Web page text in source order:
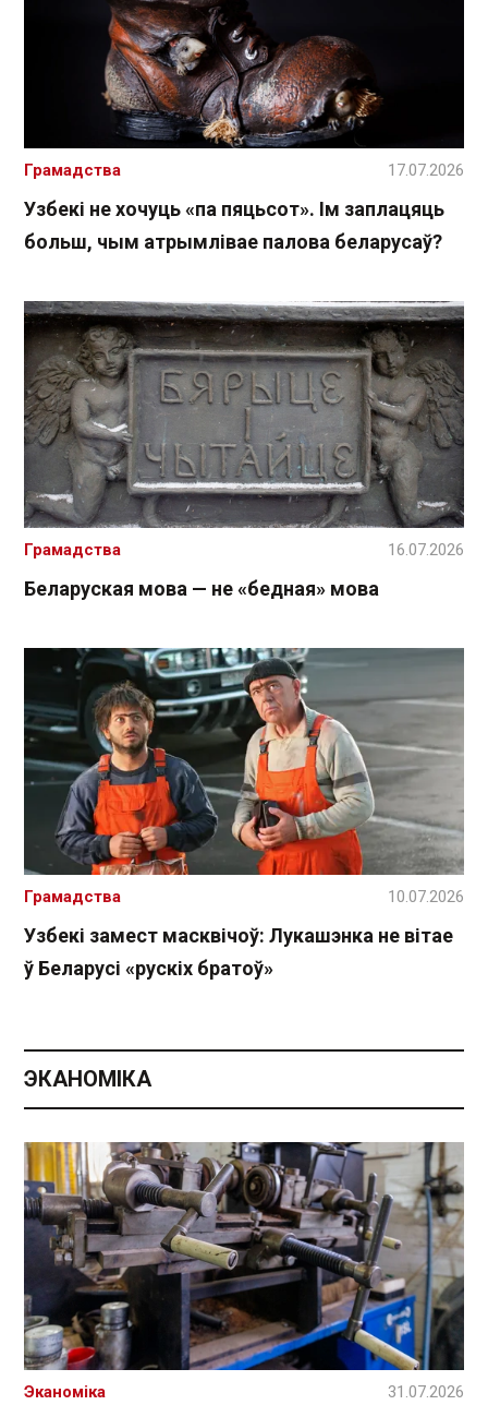
Узбекі не хочуць «па пяцьсот». Ім заплацяць
больш, чым атрымлівае палова беларусаў?
Грамадства 17.07.2026
Беларуская мова — не «бедная» мова
Грамадства 16.07.2026
Узбекі замест масквічоў: Лукашэнка не вітае
ў Беларусі «рускіх братоў»
Грамадства 10.07.2026
ЭКАНОМІКА
Эканоміка 31.07.2026